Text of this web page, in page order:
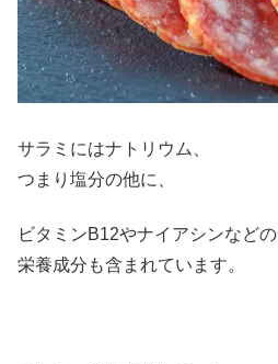
サラミにはナトリウム、
つまり塩分の他に、
ビタミンB12やナイアシンなどの
栄養成分も含まれています。